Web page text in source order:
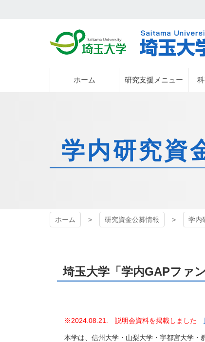
埼玉大
埼玉大学
ホーム 研究支援メニュー
学内研究資
ホーム 研究資金公募情報 学内
埼玉大学「学内GAPファ
※2024.08.21. 説明会資料を掲載しました
本学は、信州大学・山梨大学・宇都宮大学